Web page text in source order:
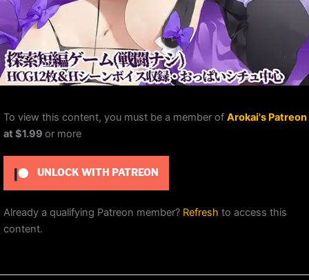
To view this content, you must be a member of Arokai's Patreon
at $1.99 or more
UNLOCK WITH PATREON
Already a qualifying Patreon member? Refresh to access this
content.